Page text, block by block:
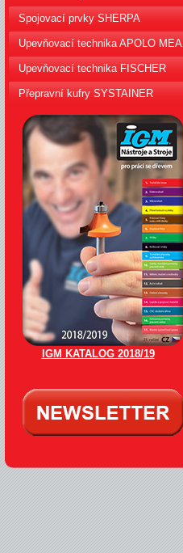
Spojovací prvky SHERPA
Upevňovací technika APOLO MEA
Upevňovací technika FISCHER
Přepravní kufry SYSTAINER
IGM KATALOG 2018/19